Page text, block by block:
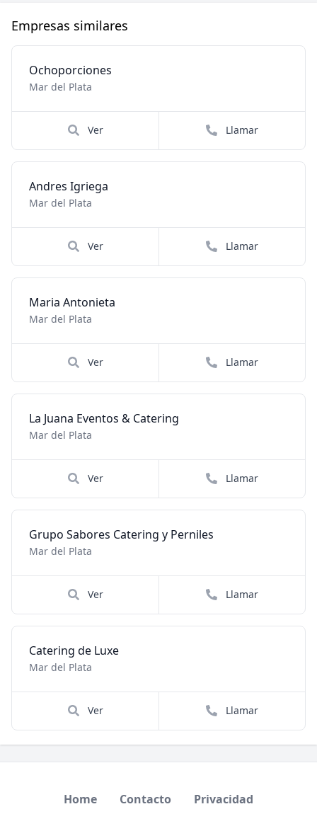
Empresas similares
Ochoporciones
Mar del Plata
Ver Llamar
Andres Igriega
Mar del Plata
Ver Llamar
Maria Antonieta
Mar del Plata
Ver Llamar
La Juana Eventos & Catering
Mar del Plata
Ver Llamar
Grupo Sabores Catering y Perniles
Mar del Plata
Ver Llamar
Catering de Luxe
Mar del Plata
Ver Llamar
Home Contacto Privacidad